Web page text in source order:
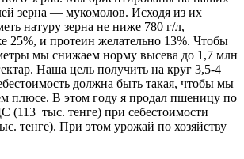
зерна — мукомолов. Исходя из их
натуру зерна не ниже 780 г/л,
25%, и протеин желательно 13%. Чтобы
мы снижаем норму высева до 1,7 млн
Наша цель получить на круг 3,5-4
должна быть такая, чтобы мы
плюсе. В этом году я продал пшеницу по
(113 тыс. тенге) при себестоимости
тенге). При этом урожай по хозяйству